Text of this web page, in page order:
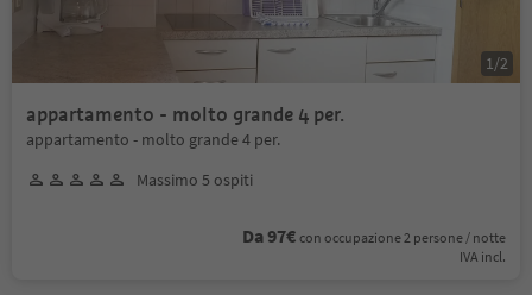
appartamento - molto grande 4 per.
appartamento - molto grande 4 per.
Massimo 5 ospiti
Da 97€ con occupazione 2 persone / notte
IVA incl.
1 /2